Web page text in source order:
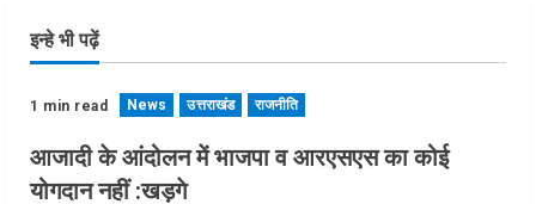
इन्हे भी पढ़ें
1 min read News उत्तराखंड राजनीति
आजादी के आंदोलन में भाजपा व आरएसएस का कोई
योगदान नहीं :खड़गे